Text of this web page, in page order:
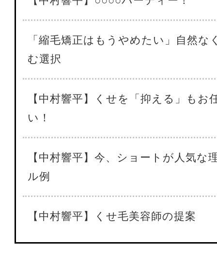
「縮毛矯正はもうやめたい」自然な
む選択
【中村響平】くせを「抑える」もお
い！
【中村響平】今、ショートが人気な
ル例
【中村響平】くせ毛美容師の提案